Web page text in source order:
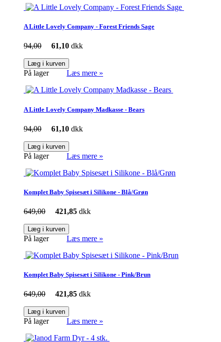
A Little Lovely Company - Forest Friends Sage
94,00 61,10 dkk
Læg i kurven
På lager Læs mere »
A Little Lovely Company Madkasse - Bears
94,00 61,10 dkk
Læg i kurven
På lager Læs mere »
Komplet Baby Spisesæt i Silikone - Blå/Grøn
649,00 421,85 dkk
Læg i kurven
På lager Læs mere »
Komplet Baby Spisesæt i Silikone - Pink/Brun
649,00 421,85 dkk
Læg i kurven
På lager Læs mere »